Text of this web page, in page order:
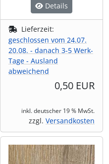
Details
Lieferzeit:
geschlossen vom 24.07.
20.08. - danach 3-5 Werk-
Tage - Ausland
abweichend
0,50 EUR
inkl. deutscher 19 % MwSt.
zzgl. Versandkosten